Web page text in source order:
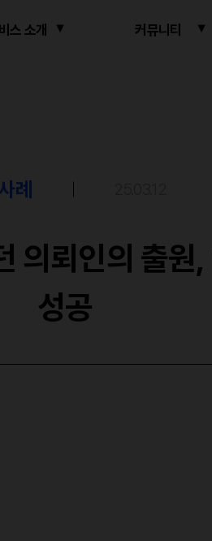
스 소개 커뮤니티
례
의뢰인의 출원
성공